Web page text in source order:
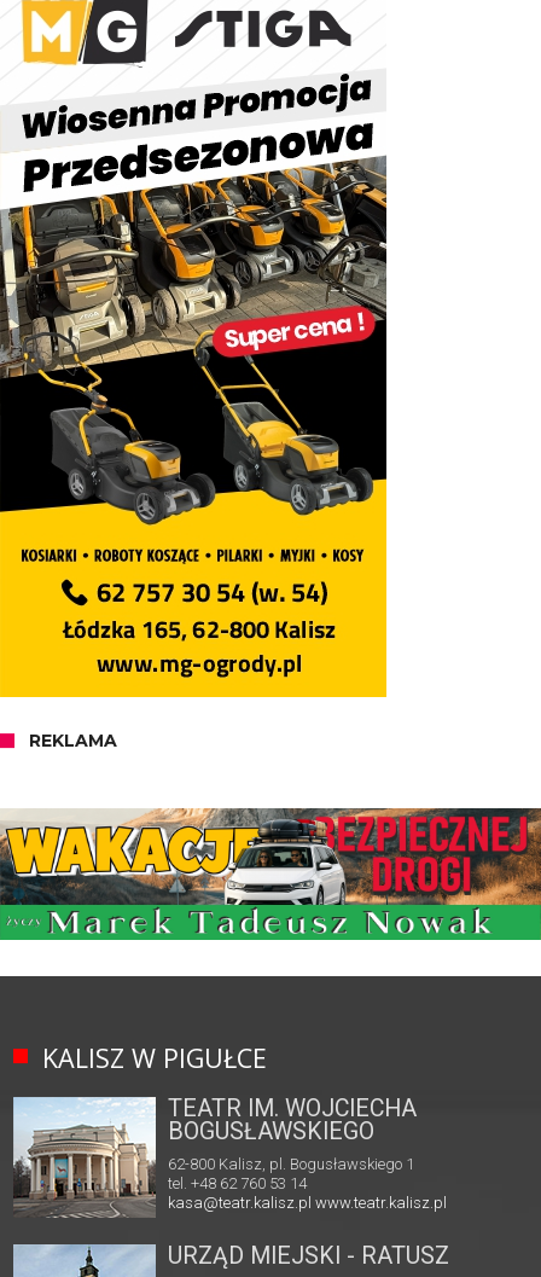
REKLAMA
KALISZ W PIGUŁCE
TEATR IM. WOJCIECHA
BOGUSŁAWSKIEGO
62-800 Kalisz, pl. Bogusławskiego 1
tel. +48 62 760 53 14
kasa@teatr.kalisz.pl www.teatr.kalisz.pl
URZĄD MIEJSKI - RATUSZ